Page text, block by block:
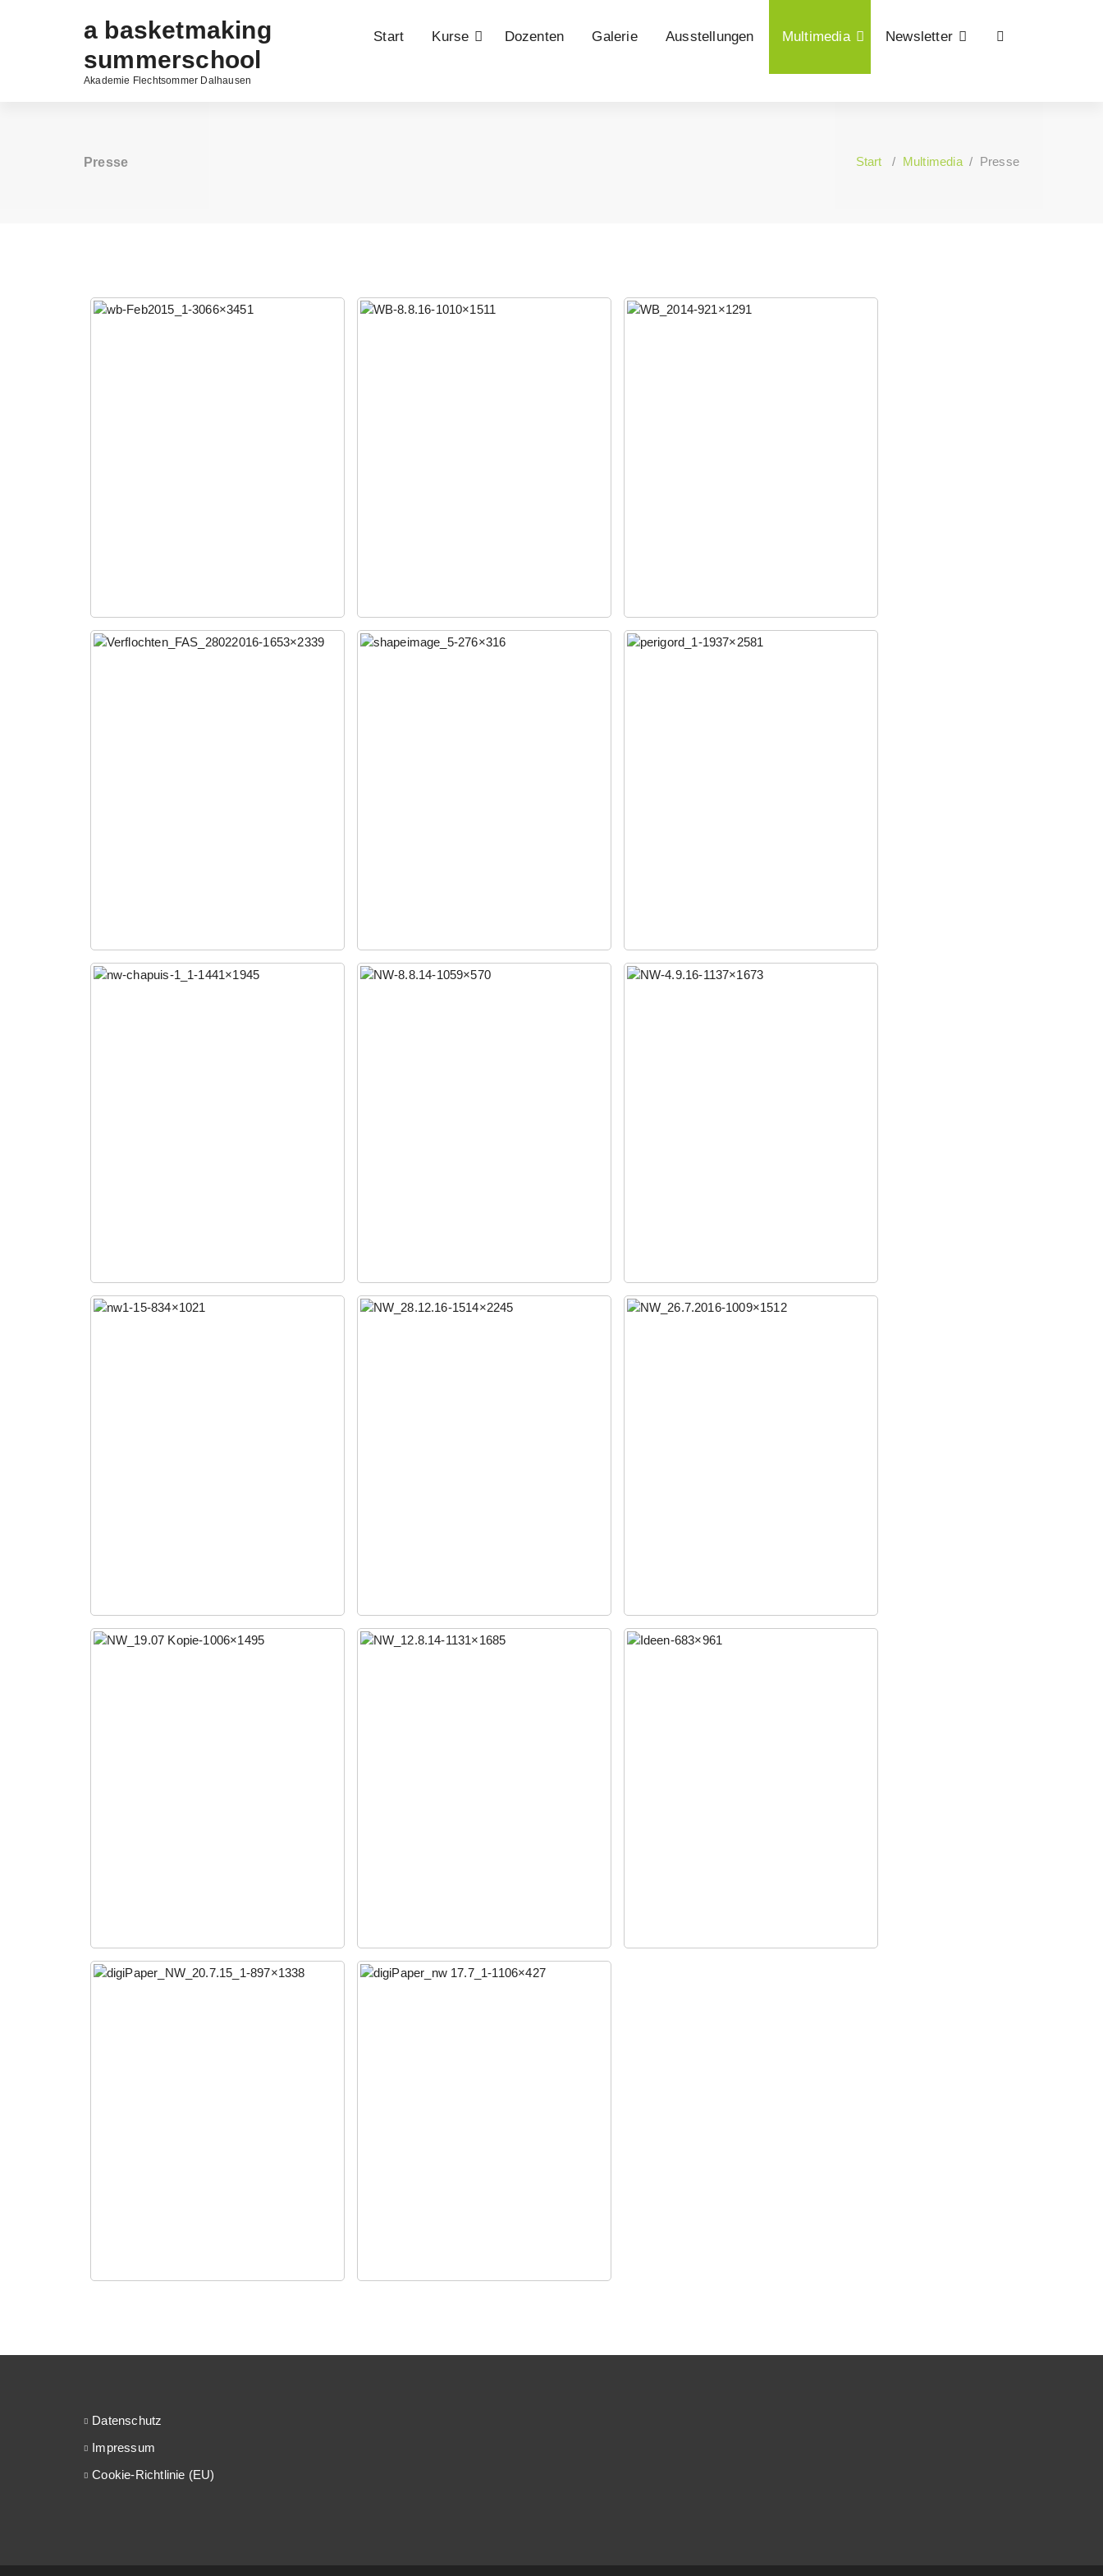
a basketmaking
summerschool
Akademie Flechtsommer Dalhausen
Start Kurse Dozenten Galerie Ausstellungen Multimedia Newsletter
Presse Start / Multimedia/ Presse
Datenschutz
Impressum
Cookie-Richtlinie (EU)